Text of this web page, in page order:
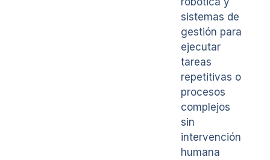
sistemas de
gestión para
ejecutar
tareas
repetitivas o
procesos
complejos
sin
intervención
humana